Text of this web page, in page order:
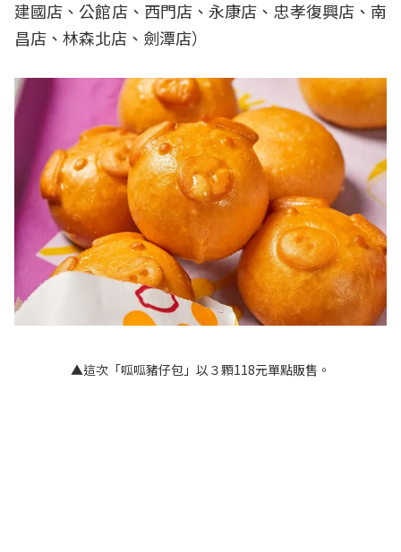
建國店、公館店、西門店、永康店、忠孝復興店、南
昌店、林森北店、劍潭店）
▲這次「呱呱豬仔包」以３顆118元單點販售。